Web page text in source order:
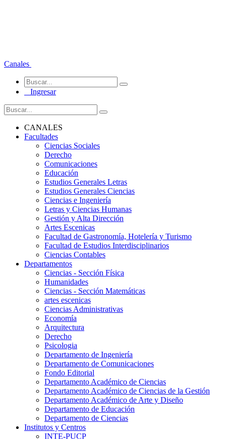
Canales
Ingresar
CANALES
Facultades
Ciencias Sociales
Derecho
Comunicaciones
Educación
Estudios Generales Letras
Estudios Generales Ciencias
Ciencias e Ingeniería
Letras y Ciencias Humanas
Gestión y Alta Dirección
Artes Escenicas
Facultad de Gastronomía, Hotelería y Turismo
Facultad de Estudios Interdisciplinarios
Ciencias Contables
Departamentos
Ciencias - Sección Física
Humanidades
Ciencias - Sección Matemáticas
artes escenicas
Ciencias Administrativas
Economía
Arquitectura
Derecho
Psicologia
Departamento de Ingeniería
Departamento de Comunicaciones
Fondo Editorial
Departamento Académico de Ciencias
Departamento Académico de Ciencias de la Gestión
Departamento Académico de Arte y Diseño
Departamento de Educación
Departamento de Ciencias
Institutos y Centros
INTE-PUCP